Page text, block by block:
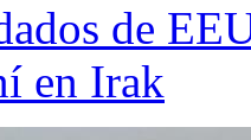
de
en Irak